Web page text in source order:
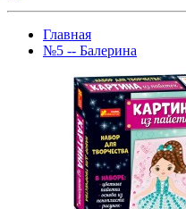
Главная
№5 -- Балерина